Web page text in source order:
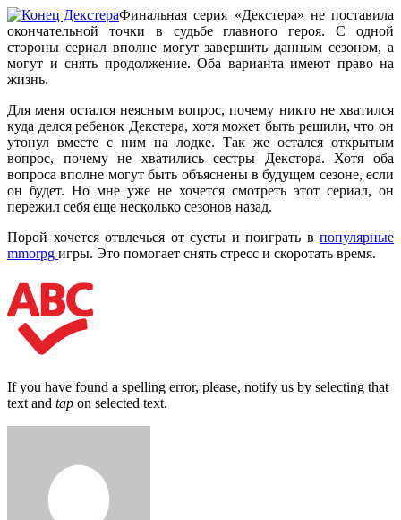
Финальная серия «Декстера» не поставила
окончательной точки в судьбе главного героя. С одной
стороны сериал вполне могут завершить данным сезоном, а
могут и снять продолжение. Оба варианта имеют право на
жизнь.
Для меня остался неясным вопрос, почему никто не хватился
куда делся ребенок Декстера, хотя может быть решили, что он
утонул вместе с ним на лодке. Так же остался открытым
вопрос, почему не хватились сестры Декстора. Хотя оба
вопроса вполне могут быть объяснены в будущем сезоне, если
он будет. Но мне уже не хочется смотреть этот сериал, он
пережил себя еще несколько сезонов назад.
Порой хочется отвлечься от суеты и поиграть в популярные
mmorpg игры. Это помогает снять стресс и скоротать время.
If you have found a spelling error, please, notify us by selecting that
text and tap on selected text.